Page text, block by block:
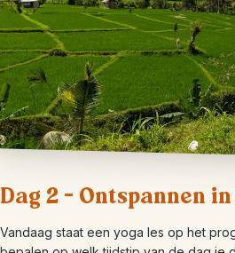
Dag 2 – Ontspannen
Vandaag staat een yoga les op het